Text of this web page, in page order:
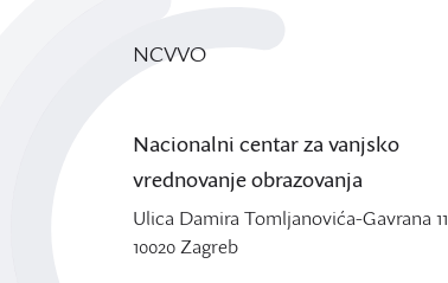
NCVVO
Nacionalni centar za vanjsko
vrednovanje obrazovanja
Ulica Damira Tomljanovića-Gavrana 11
10020 Zagreb